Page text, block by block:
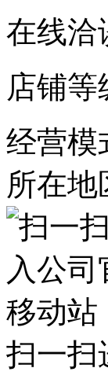
在线洽
店铺等
经营模
所在
扫一扫